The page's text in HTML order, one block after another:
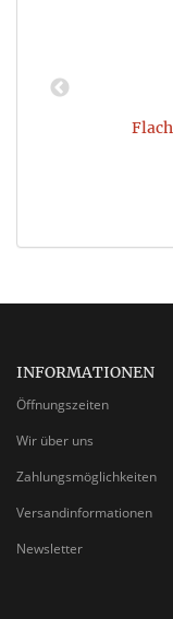
INFORMATIONEN
Öffnungszeiten
Wir über uns
Zahlungsmöglichkeiten
Versandinformationen
Newsletter